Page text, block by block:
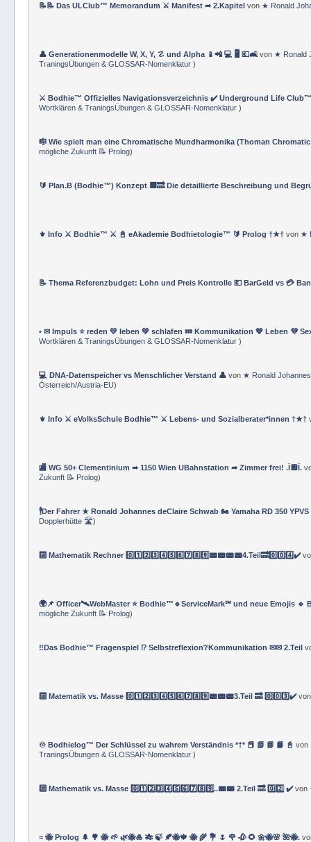
📝📝 Das ULClub™ Memorandum ⚔ Manifest ➦ 2.Kapitelvon ★ Ronald
👤 Generationenmodelle W, X, Y, ☡ und Alpha 📱📲 💻 🖥️ 💶🛋️ von ★ Ronald
TraningsÜbungen & GLOSSAR-Nomenklatur)
⚔️ Bodhie™ Offizielles Navigationsverzeichnis ✔️ Underground Life Club™
Wortklären & TraningsÜbungen & GLOSSAR-Nomenklatur)
🎼 Wie spielt man eine Chromatische Mundharmonika (Thoman
mögliche Zukunft 📝 Prolog)
🔰 Plan.B (Bodhie™) Konzept 🟪🔜 Die detaillierte Beschreibung und
⚜ Info ⚔ Bodhie™ ⚔ 📓 eAkademie Bodhietologie™ 🔰 Prolog †★†von ★
📝 Thema Referenzbudget: Lohn und Preis Kontrolle 💶 BarGeld vs 💳
• ✉ Impuls ⭐️ reden 💛 leben 💚 schlafen 💤 Kommunikation 💙 Leben 💜
Wortklären & TraningsÜbungen & GLOSSAR-Nomenklatur)
💻 DNA-Datenspeicher vs Menschlicher Verstand 👤 von ★ Ronald
Österreich/Austria-EU)
⚜ Info ⚔ eVolksSchule Bodhie™ ⚔ Lebens- und Sozialberater*innen †★†
🏬 WG 50+ Clementinium ➦ 1150 Wien UBahnstation ➦ Zimmer frei! .Ï🔲Ï.
Zukunft 📝 Prolog)
🕴Der Fahrer ★ Ronald Johannes deClaire Schwab 🏍️ Yamaha RD 350
Dopplerhütte 🛣)
🔟 Mathematik Rechner 0️⃣1️⃣2️⃣3️⃣4️⃣5️⃣6️⃣7️⃣8️⃣9️⃣📟📟📟📟4.Teil🔜0️⃣0️⃣4️⃣✔️
🌍📌 Officer🛰WebMaster ⭐️ Bodhie™🔹ServiceMark℠ und neue Emojis 🔹
mögliche Zukunft 📝 Prolog)
‼️Das Bodhie™ Fragenspiel ⁉️ Selbstreflexion❔Kommunikation ✉✉ 2.Teil
🔟 Matematik vs. Masse 0️⃣1️⃣2️⃣3️⃣4️⃣5️⃣6️⃣7️⃣8️⃣9️⃣📟📟📟3.Teil 🔜 0️⃣0️⃣3️⃣✔️
♾️ Bodhielog™ Der Schlüssel zu wahrem Verständnis *†* 📕 📗 📘 📙 📓von
TraningsÜbungen & GLOSSAR-Nomenklatur)
🔟 Mathematik vs. Masse 0️⃣1️⃣2️⃣3️⃣4️⃣5️⃣6️⃣7️⃣8️⃣9️⃣..📟📟 2.Teil 🔜 0️⃣2️⃣ ✔️von
= 🐝 Prolog 🌲 🌳 🐝 🌱 🌿🐝🎍 🎋 🍃 🍂🐝🍁 🐝 🌾 💐 🌷 🌹 🥀 🌻 🌼🐝🌸 🌺🐝.